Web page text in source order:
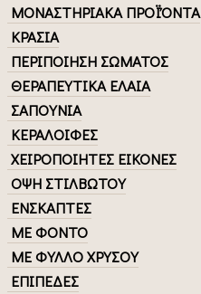
ΜΟΝΑΣΤΗΡΙΑΚΑ ΠΡΟΪΌΝΤΑ
ΚΡΑΣΙΑ
ΠΕΡΙΠΟΙΗΣΗ ΣΩΜΑΤΟΣ
ΘΕΡΑΠΕΥΤΙΚΑ ΕΛΑΙΑ
ΣΑΠΟΥΝΙΑ
ΚΕΡΑΛΟΙΦΕΣ
ΧΕΙΡΟΠΟΙΗΤΕΣ ΕΙΚΟΝΕΣ
ΟΨΗ ΣΤΙΛΒΩΤΟΥ
ΕΝΣΚΑΠΤΕΣ
ΜΕ ΦΟΝΤΟ
ΜΕ ΦΥΛΛΟ ΧΡΥΣΟΥ
ΕΠΙΠΕΔΕΣ